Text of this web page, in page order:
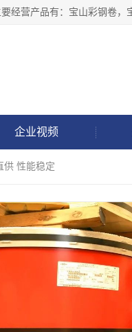
企业视频
供 性能稳定